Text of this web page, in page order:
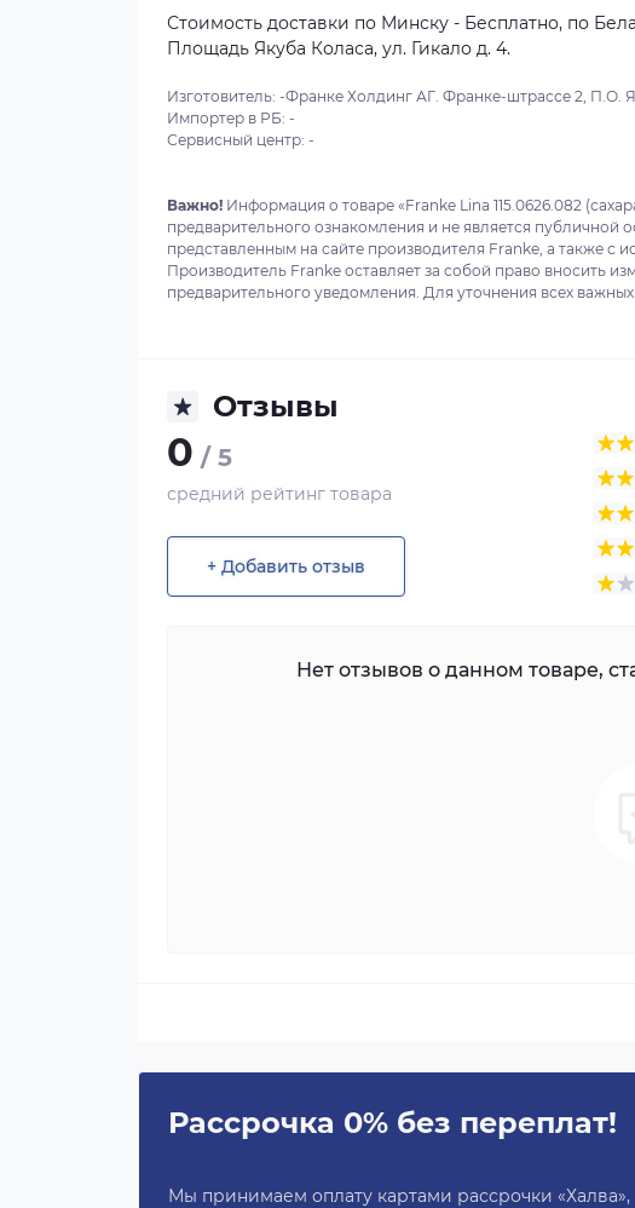
Стоимость доставки по Минску - Бесплатно, по
Площадь Якуба Коласа, ул. Гикало д. 4.
Изготовитель: -Франке Холдинг АГ. Франке-штрассе 2,
Импортер в РБ: -
Сервисный центр: -
Важно! Информация о товаре «Franke Lina 115.0626.082
предварительного ознакомления и не является публичной
представленным на сайте производителя Franke, а также с
Производитель Franke оставляет за собой право вносить
предварительного уведомления. Для уточнения всех
Отзывы
0 / 5
средний рейтинг товара
+ Добавить отзыв
Нет отзывов о данном товаре,
Рассрочка 0% без переплат!
Мы принимаем оплату картами рассрочки «Халва»,